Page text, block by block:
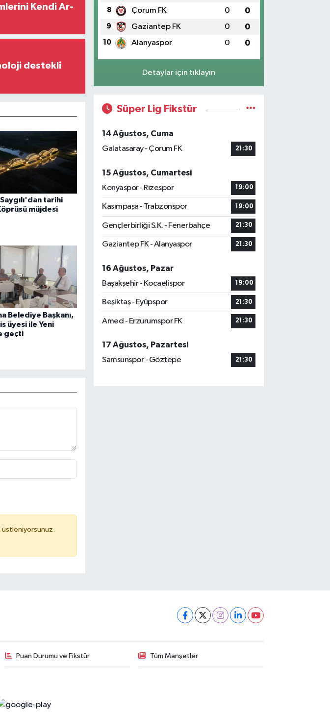
Kendi Ar-
destekli
tarihi
müjdesi
Belediye Başkanı,
üyesi ile Yeni
geçti
üstleniyorsunuz.
8 Çorum FK 0 0
9 Gaziantep FK 0 0
10 Alanyaspor 0 0
Detaylar için tıklayın
Süper Lig Fikstür
14 Ağustos, Cuma
Galatasaray - Çorum FK
21:30
15 Ağustos, Cumartesi
Konyaspor - Rizespor
19:00
Kasımpaşa - Trabzonspor 19:00
Gençlerbirliği S.K. - Fenerbahçe 21:30
Gaziantep FK - Alanyaspor 21:30
16 Ağustos, Pazar
Başakşehir - Kocaelispor
19:00
Beşiktaş - Eyüpspor 21:30
Amed - Erzurumspor FK 21:30
17 Ağustos, Pazartesi
Samsunspor - Göztepe
21:30
Puan Durumu ve Fikstür Tüm Manşetler